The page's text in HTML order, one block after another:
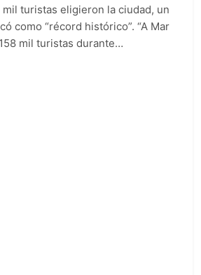
mil turistas eligieron la ciudad, un
como “récord histórico”. “A Mar
mil turistas durante…